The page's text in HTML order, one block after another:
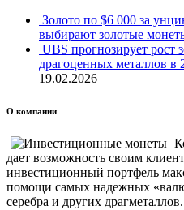
Золото по $6 000 за
выбирают золотые
UBS прогнозирует рост
драгоценных металлов в
19.02.2026
О компании
дает возможность своим
инвестиционный портфель
помощи самых надежных
серебра и других драгметаллов.